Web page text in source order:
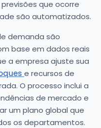
que ocorre
são automatizados.
demanda são
base em dados reais
a empresa ajuste sua
e recursos de
O processo inclui a
de mercado e
um plano global que
os departamentos.